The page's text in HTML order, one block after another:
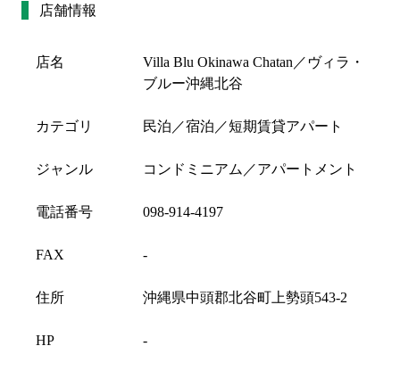
店舗情報
店名
Villa Blu Okinawa Chatan／ヴィラ・
ブルー沖縄北谷
カテゴリ 民泊／宿泊／短期賃貸アパート
ジャンル コンドミニアム／アパートメント
電話番号 098-914-4197
FAX -
住所 沖縄県中頭郡北谷町上勢頭543-2
HP -